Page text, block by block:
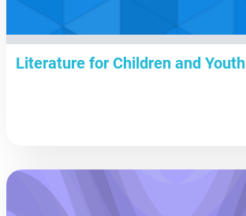
Literature for Children and Youth
aa